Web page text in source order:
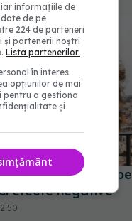
când respiri pe
efecte negative
informațiile de
de pe
224 de parteneri
și partenerii noștri
Lista partenerilor.
în interes
opțiunilor de mai
pentru a gestiona
și